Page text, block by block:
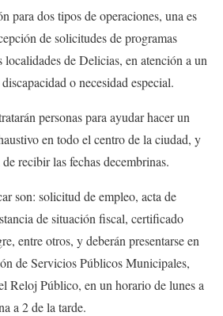
para dos tipos de operaciones, una es
de solicitudes de programas
localidades de Delicias, en atención a un
o necesidad especial.
personas para ayudar hacer un
en todo el centro de la ciudad, y
recibir las fechas decembrinas.
son: solicitud de empleo, acta de
de situación fiscal, certificado
entre otros, y deberán presentarse en
de Servicios Públicos Municipales,
Reloj Público, en un horario de lunes a
a 2 de la tarde.